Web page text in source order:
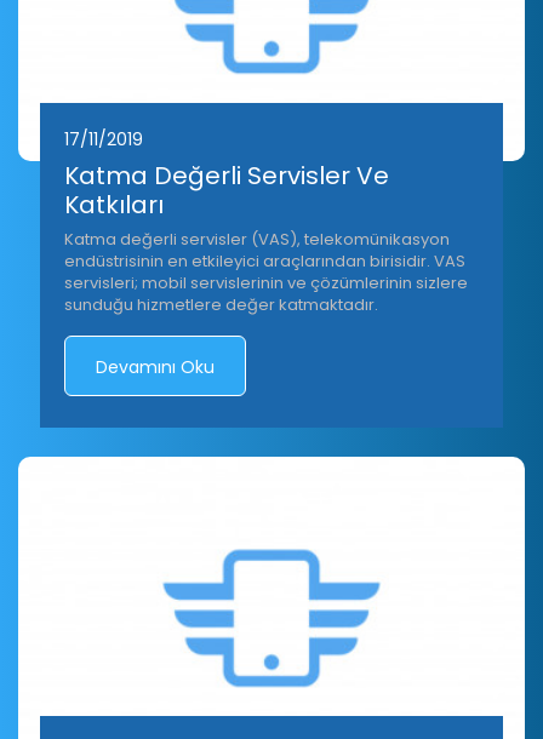
17/11/2019
Katma Değerli Servisler Ve
Katkıları
Katma değerli servisler (VAS), telekomünikasyon
endüstrisinin en etkileyici araçlarından birisidir. VAS
servisleri; mobil servislerinin ve çözümlerinin sizlere
sunduğu hizmetlere değer katmaktadır.
Devamını Oku